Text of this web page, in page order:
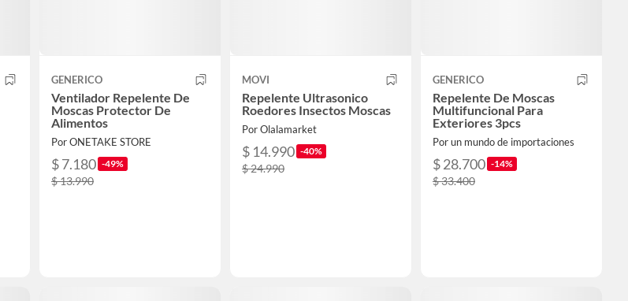
GENERICO
Ventilador Repelente De
Moscas Protector De
Alimentos
Por ONETAKE STORE
$ 7.180 -49%
$ 13.990
MOVI
Repelente Ultrasonico
Roedores Insectos Moscas
Por Olalamarket
$ 14.990 -40%
$ 24.990
GENERICO
Repelente De Moscas
Multifuncional Para
Exteriores 3pcs
Por un mundo de importaciones
$ 28.700 -14%
$ 33.400